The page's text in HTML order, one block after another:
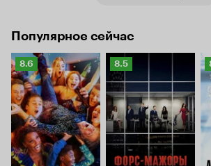
Популярное сейчас
Рейтинг
Кинопоиска
8.6
8.6
Рейтинг
Кинопоиска
8.5
8.5